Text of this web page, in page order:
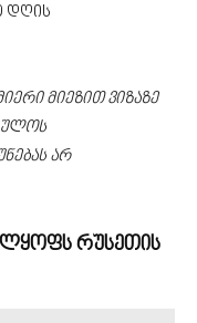
დღის
მიეზით ვიზაზე
არ
რუსეთის